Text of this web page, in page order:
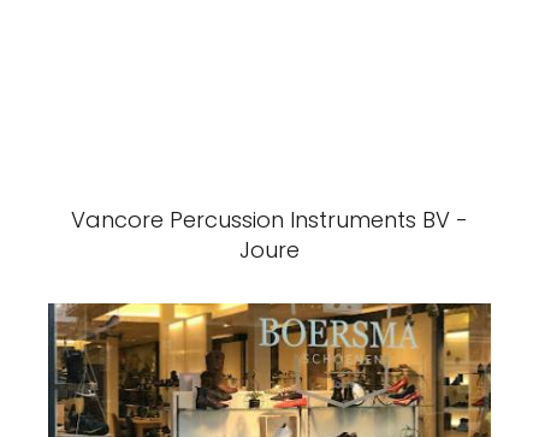
Vancore Percussion Instruments BV -
Joure